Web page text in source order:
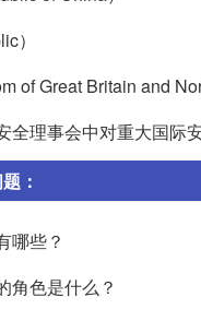
）
of Great Britain and
全理事会中对重大国际
：
哪些？
角色是什么？